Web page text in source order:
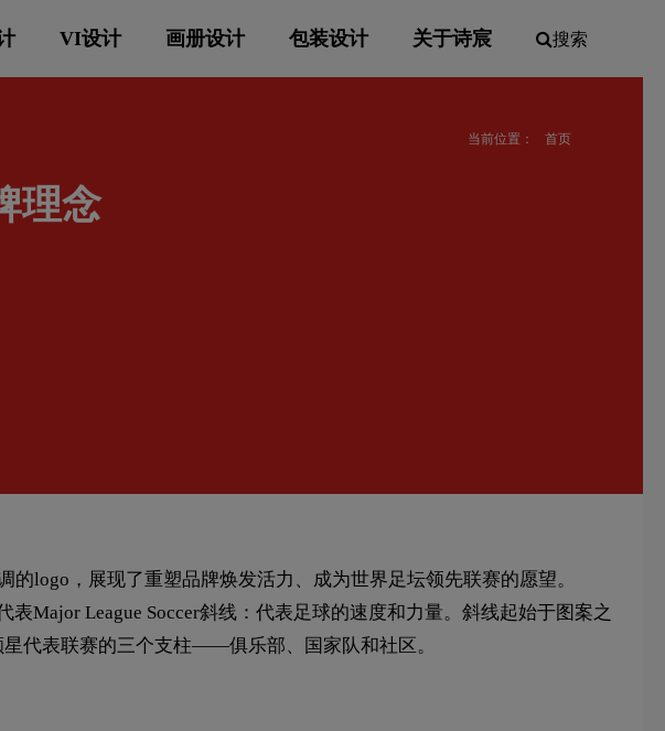
VI设计 画册设计 包装设计 关于诗宸 搜索
当前位置：
首页
理念
logo，展现了重塑品牌焕发活力、成为世界足坛领先联赛的愿望。
Major League Soccer斜线：代表足球的速度和力量。斜线起始于图案之
代表联赛的三个支柱——俱乐部、国家队和社区。